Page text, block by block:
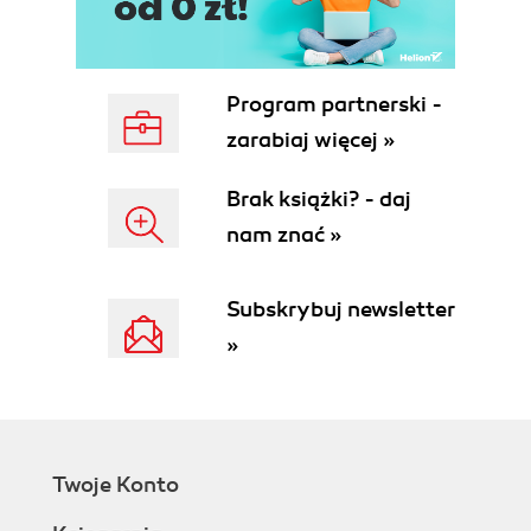
15-1. Overview
15-2. PHPUnit2_Framework_Assert
15-3. PHPUnit2_Framework_Test
15-4. PHPUnit2_Framework_TestCase
15-5. PHPUnit2_Framework_TestSuite
15-6. PHPUnit2_Framework_TestResult
16. Extending PHPUnit
16-1. Subclass
16-3. Subclass
PHPUnit2_Extensions_TestDecorator
16-6. Implement
Program partnerski -
zarabiaj więcej »
Brak książki? - daj
nam znać »
Subskrybuj newsletter
»
Twoje Konto